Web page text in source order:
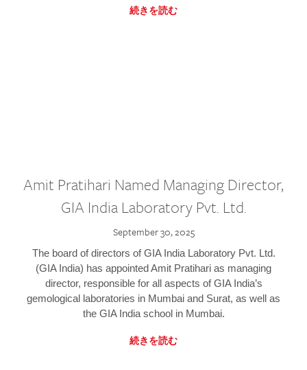
続きを読む
Amit Pratihari Named Managing Director,
GIA India Laboratory Pvt. Ltd.
September 30, 2025
The board of directors of GIA India Laboratory Pvt. Ltd.
(GIA India) has appointed Amit Pratihari as managing
director, responsible for all aspects of GIA India’s
gemological laboratories in Mumbai and Surat, as well as
the GIA India school in Mumbai.
続きを読む